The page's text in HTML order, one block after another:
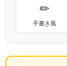
✏
手書き風